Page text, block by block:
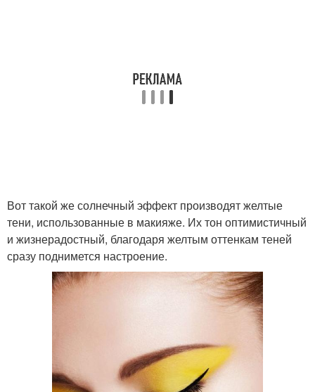
Вот такой же солнечный эффект производят желтые
тени, использованные в макияже. Их тон оптимистичный
и жизнерадостный, благодаря желтым оттенкам теней
сразу поднимется настроение.